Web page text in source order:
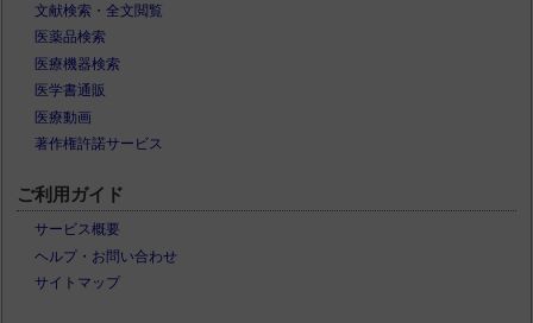
文献検索・全文閲覧
医薬品検索
医療機器検索
医学書通販
医療動画
著作権許諾サービス
ご利用ガイド
サービス概要
ヘルプ・お問い合わせ
サイトマップ